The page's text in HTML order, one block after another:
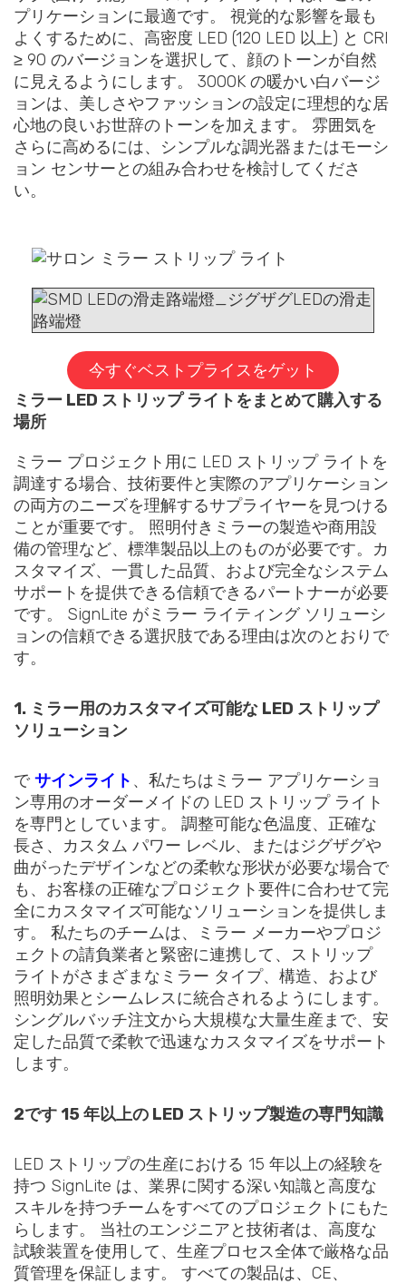
プリケーションに最適です。 視覚的な影響を最も
よくするために、高密度 LED (120 LED 以上) と CRI
≥ 90 のバージョンを選択して、顔のトーンが自然
に見えるようにします。 3000K の暖かい白バージ
ョンは、美しさやファッションの設定に理想的な居
心地の良いお世辞のトーンを加えます。 雰囲気を
さらに高めるには、シンプルな調光器またはモーシ
ョン センサーとの組み合わせを検討してくださ
い。
今すぐベストプライスをゲット
ミラー LED ストリップ ライトをまとめて購入する
場所
ミラー プロジェクト用に LED ストリップ ライトを
調達する場合、技術要件と実際のアプリケーション
の両方のニーズを理解するサプライヤーを見つける
ことが重要です。 照明付きミラーの製造や商用設
備の管理など、標準製品以上のものが必要です。カ
スタマイズ、一貫した品質、および完全なシステム
サポートを提供できる信頼できるパートナーが必要
です。 SignLite がミラー ライティング ソリューシ
ョンの信頼できる選択肢である理由は次のとおりで
す。
1. ミラー用のカスタマイズ可能な LED ストリップ
ソリューション
でサインライト 、私たちはミラー アプリケーショ
ン専用のオーダーメイドの LED ストリップ ライト
を専門としています。 調整可能な色温度、正確な
長さ、カスタム パワー レベル、またはジグザグや
曲がったデザインなどの柔軟な形状が必要な場合で
も、お客様の正確なプロジェクト要件に合わせて完
全にカスタマイズ可能なソリューションを提供しま
す。 私たちのチームは、ミラー メーカーやプロジ
ェクトの請負業者と緊密に連携して、ストリップ
ライトがさまざまなミラー タイプ、構造、および
照明効果とシームレスに統合されるようにします。
シングルバッチ注文から大規模な大量生産まで、安
定した品質で柔軟で迅速なカスタマイズをサポート
します。
2です 15 年以上の LED ストリップ製造の専門知識
LED ストリップの生産における 15 年以上の経験を
持つ SignLite は、業界に関する深い知識と高度な
スキルを持つチームをすべてのプロジェクトにもた
らします。 当社のエンジニアと技術者は、高度な
試験装置を使用して、生産プロセス全体で厳格な品
質管理を保証します。 すべての製品は、CE、